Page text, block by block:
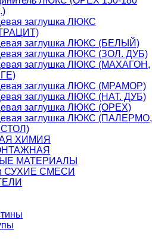
заглушка ЛЮКС
заглушка ЛЮКС (БЕЛЫЙ)
заглушка ЛЮКС (ЗОЛ. ДУБ)
заглушка ЛЮКС (МАХАГОН,
заглушка ЛЮКС (МРАМОР)
заглушка ЛЮКС (НАТ. ДУБ)
заглушка ЛЮКС (ОРЕХ)
заглушка ЛЮКС (ПАЛЕРМО,
ХИМИЯ
МАТЕРИАЛЫ
СУХИЕ СМЕСИ